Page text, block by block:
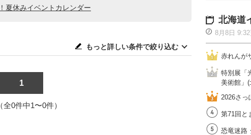
夏休みイベントカレンダー
もっと詳しい条件で絞り込む
1
全0件中1〜0件）
北海道
8月8日
赤れんが
特別展「
美術館」
2026さっ
第71回と
恐竜迷路